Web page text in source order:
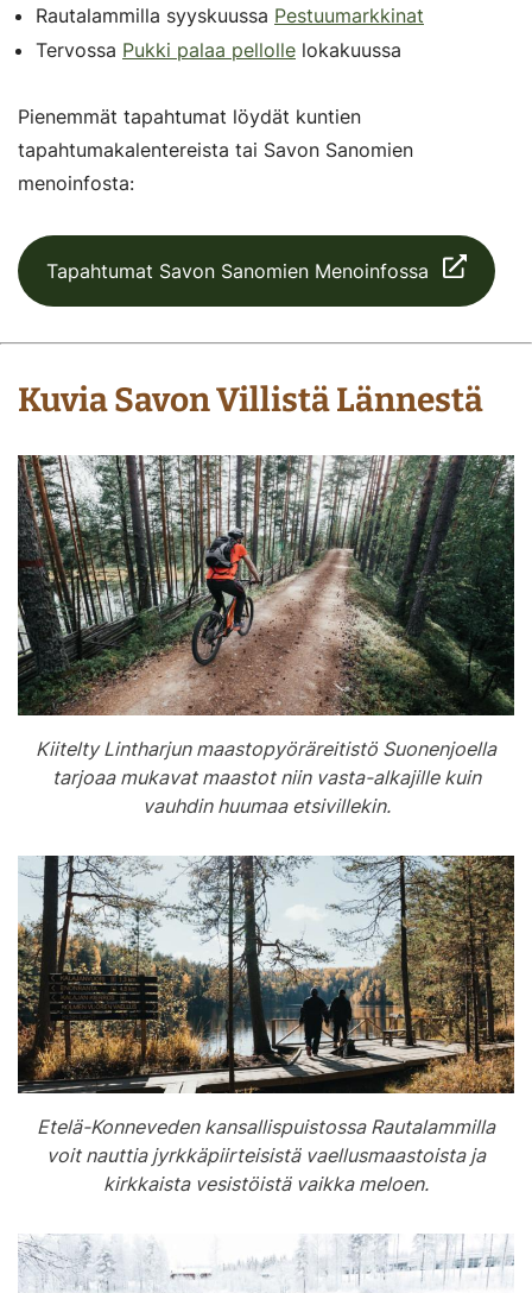
Rautalammilla syyskuussa Pestuumarkkinat
Tervossa Pukki palaa pellolle lokakuussa
Pienemmät tapahtumat löydät kuntien
tapahtumakalentereista tai Savon Sanomien
menoinfosta:
Tapahtumat Savon Sanomien Menoinfossa
Kuvia Savon Villistä Lännestä
Kiitelty Lintharjun maastopyöräreitistö Suonenjoella
tarjoaa mukavat maastot niin vasta-alkajille kuin
vauhdin huumaa etsivillekin.
Etelä-Konneveden kansallispuistossa Rautalammilla
voit nauttia jyrkkäpiirteisistä vaellusmaastoista ja
kirkkaista vesistöistä vaikka meloen.